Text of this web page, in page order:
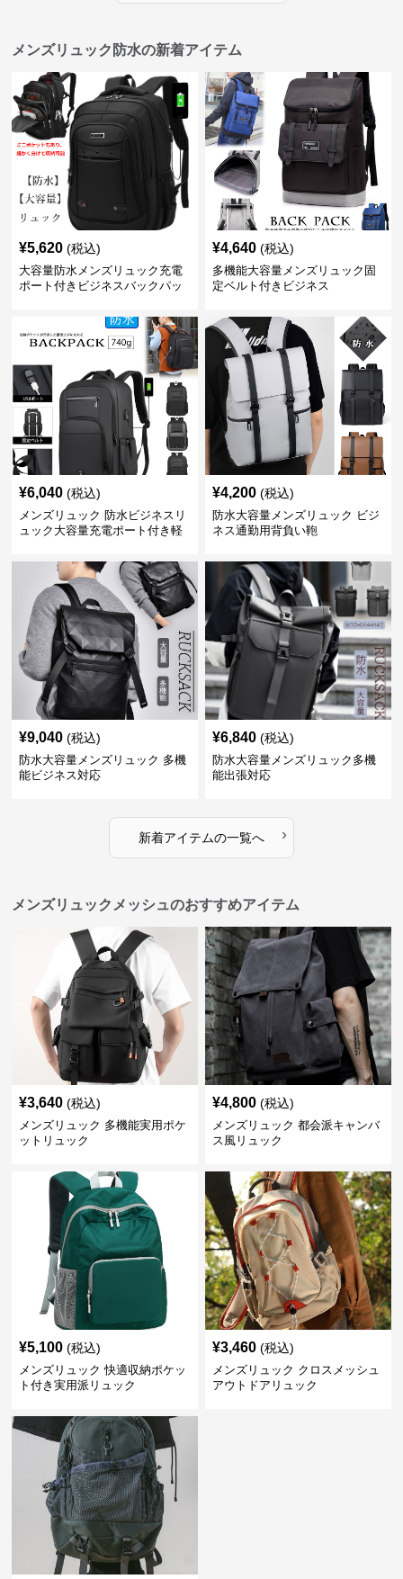
メンズリュック防水の新着アイテム
¥5,620 (税込)
大容量防水メンズリュック充電
ポート付きビジネスバックパッ
¥4,640 (税込)
多機能大容量メンズリュック固
定ベルト付きビジネス
¥6,040 (税込)
メンズリュック 防水ビジネスリ
ュック大容量充電ポート付き軽
¥4,200 (税込)
防水大容量メンズリュック ビジ
ネス通勤用背負い鞄
¥9,040 (税込)
防水大容量メンズリュック 多機
能ビジネス対応
¥6,840 (税込)
防水大容量メンズリュック多機
能出張対応
新着アイテムの一覧へ ›
メンズリュックメッシュのおすすめアイテム
¥3,640 (税込)
メンズリュック 多機能実用ポケ
ットリュック
¥4,800 (税込)
メンズリュック 都会派キャンバ
ス風リュック
¥5,100 (税込)
メンズリュック 快適収納ポケッ
ト付き実用派リュック
¥3,460 (税込)
メンズリュック クロスメッシュ
アウトドアリュック